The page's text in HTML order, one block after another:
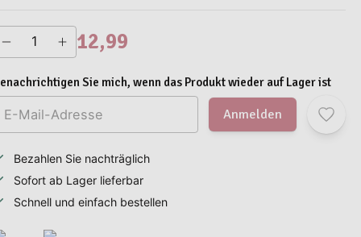
12,99
Sie mich, wenn das Produkt wieder auf Lager ist
Anmelden
Bezahlen Sie nachträglich
Sofort ab Lager lieferbar
Schnell und einfach bestellen